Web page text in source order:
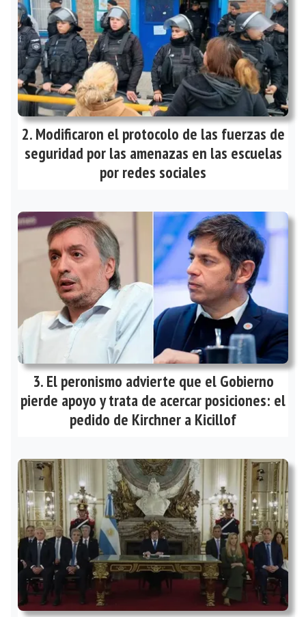
Modificaron el protocolo de las fuerzas de
seguridad por las amenazas en las escuelas
por redes sociales
El peronismo advierte que el Gobierno
pierde apoyo y trata de acercar posiciones: el
pedido de Kirchner a Kicillof